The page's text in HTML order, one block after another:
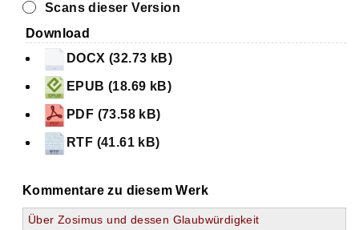
Scans dieser Version
Download
DOCX (32.73 kB)
EPUB (18.69 kB)
PDF (73.58 kB)
RTF (41.61 kB)
Kommentare zu diesem Werk
Über Zosimus und dessen Glaubwürdigkeit